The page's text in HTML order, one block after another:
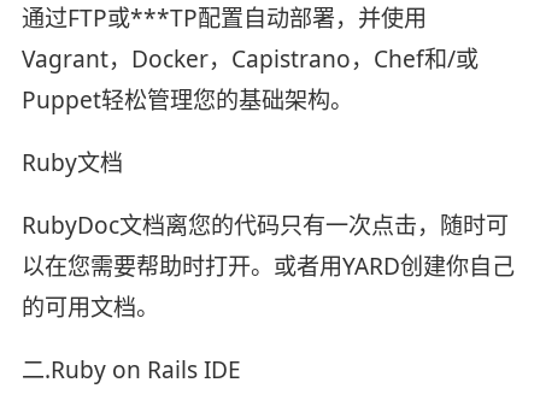
通过FTP或***TP配置自动部署，并使用
Vagrant，Docker，Capistrano，Chef和/或
Puppet轻松管理您的基础架构。
Ruby文档
RubyDoc文档离您的代码只有一次点击，随时可
以在您需要帮助时打开。或者用YARD创建你自己
的可用文档。
二.Ruby on Rails IDE